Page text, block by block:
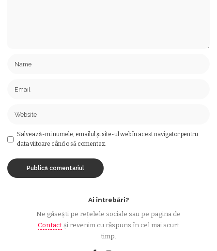
Salvează-mi numele, emailul și site-ul web în acest navigator pentru
data viitoare când o să comentez.
Ai întrebări?
Ne găsești pe rețelele sociale sau pe pagina de
Contactși revenim cu răspuns în cel mai scurt
timp.